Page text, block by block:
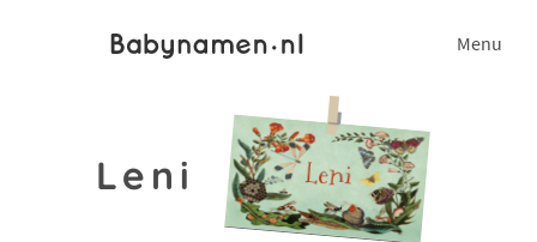
Menu
Leni